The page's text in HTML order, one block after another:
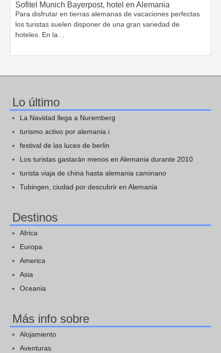
Sofitel Munich Bayerpost, hotel en Alemania
Para disfrutar en tierras alemanas de vacaciones perfectas
los turistas suelen disponer de una gran variedad de
hoteles. En la…
Lo último
La Navidad llega a Nuremberg
turismo activo por alemania i
festival de las luces de berlin
Los turistas gastarán menos en Alemania durante 2010
turista viaja de china hasta alemania caminano
Tubingen, ciudad por descubrir en Alemania
Destinos
Africa
Europa
America
Asia
Oceania
Más info sobre
Alojamiento
Aventuras